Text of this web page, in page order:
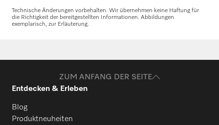
Technische Änderungen vorbehalten. Wir übernehmen keine Haftung für
die Richtigkeit der bereitgestellten Informationen. Abbildungen
exemplarisch, zur Erläuterung.
ZUM ANFANG DER SEITE
Entdecken & Erleben
Blog
Produktneuheiten